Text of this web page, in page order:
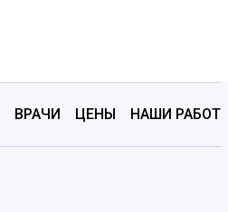
ВРАЧИ ЦЕНЫ НАШИ